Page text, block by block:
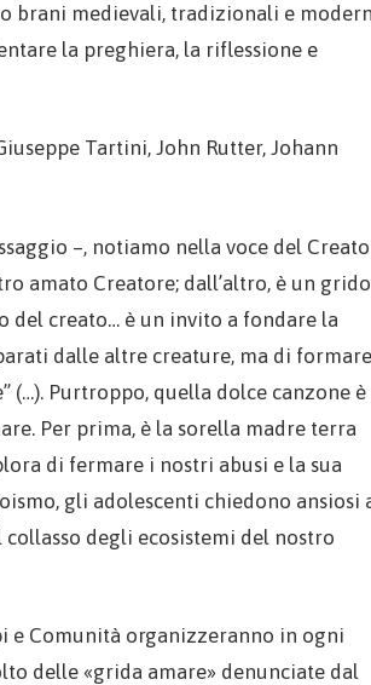
brani medievali, tradizionali e
la preghiera, la riflessione e
Tartini, John Rutter, Johann
–, notiamo nella voce del Creato
amato Creatore; dall’altro, è un grido
del creato… è un invito a fondare la
dalle altre creature, ma di formare
(…). Purtroppo, quella dolce canzone è
Per prima, è la sorella madre terra
di fermare i nostri abusi e la sua
gli adolescenti chiedono ansiosi
degli ecosistemi del nostro
e Comunità organizzeranno in ogni
delle «grida amare» denunciate dal